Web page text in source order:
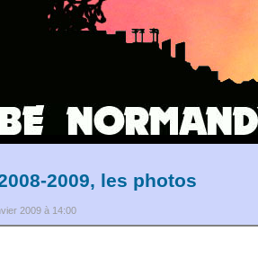
2009, les photos
2009 à 14:00